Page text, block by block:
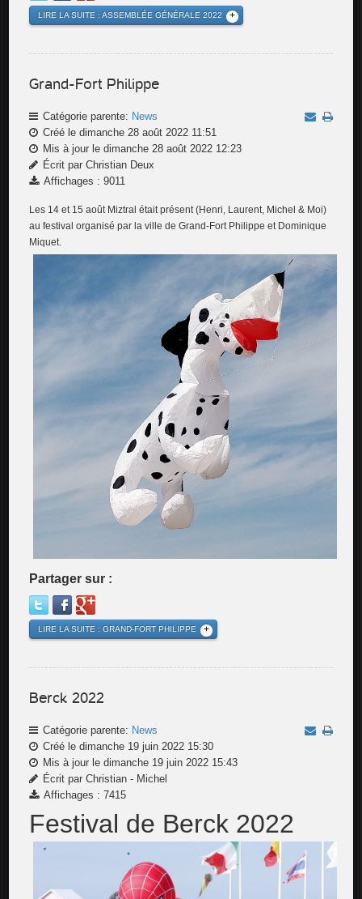
LIRE LA SUITE : ASSEMBLÉE GÉNÉRALE 2022
Grand-Fort Philippe
Catégorie parente: News
Créé le dimanche 28 août 2022 11:51
Mis à jour le dimanche 28 août 2022 12:23
Écrit par Christian Deux
Affichages : 9011
Les 14 et 15 août Miztral était présent (Henri, Laurent, Michel & Moi)
au festival organisé par la ville de Grand-Fort Philippe et Dominique
Miquet.
Partager sur :
LIRE LA SUITE : GRAND-FORT PHILIPPE
Berck 2022
Catégorie parente: News
Créé le dimanche 19 juin 2022 15:30
Mis à jour le dimanche 19 juin 2022 15:43
Écrit par Christian - Michel
Affichages : 7415
Festival de Berck 2022